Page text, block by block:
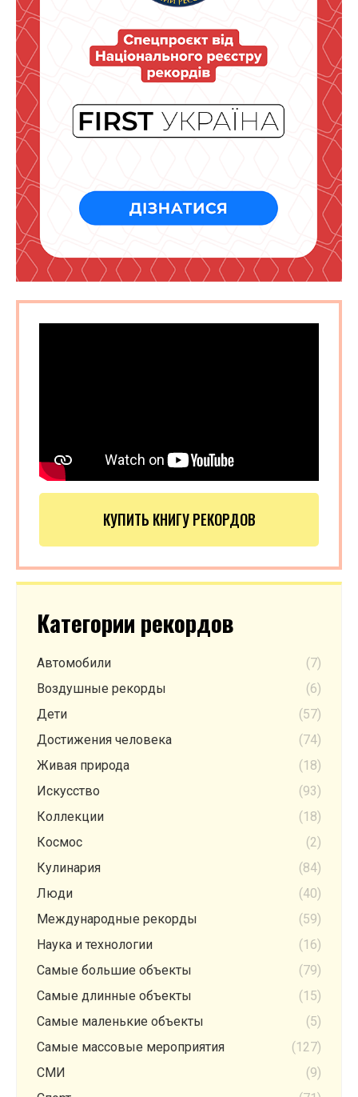
КУПИТЬ КНИГУ РЕКОРДОВ
Категории рекордов
Автомобили
(7)
Воздушные рекорды
(6)
Дети
(57)
Достижения человека
(74)
Живая природа
(18)
Искусство
(93)
Коллекции
(18)
Космос
(2)
Кулинария
(84)
Люди
(40)
Международные рекорды
(59)
Наука и технологии
(16)
Самые большие объекты
(79)
Самые длинные объекты
(15)
Самые маленькие объекты
(5)
Самые массовые мероприятия
(127)
СМИ
(9)